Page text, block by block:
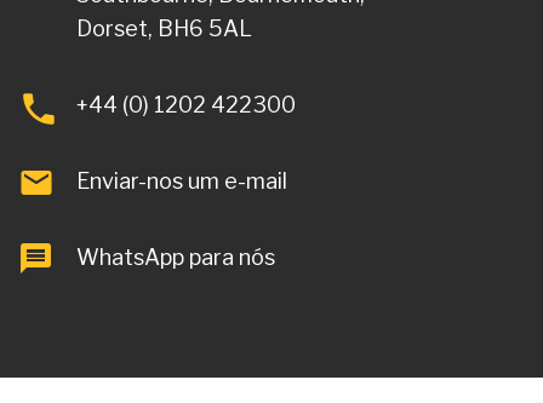
Dorset, BH6 5AL
+44 (0) 1202 422300
Enviar-nos um e-mail
WhatsApp para nós